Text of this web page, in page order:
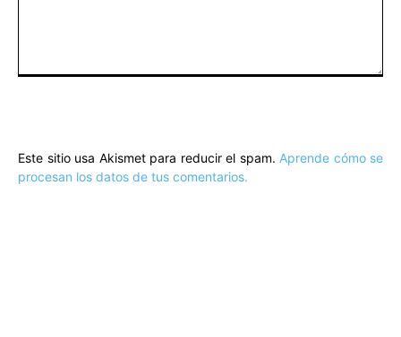
Este sitio usa Akismet para reducir el spam. Aprende cómo se
procesan los datos de tus comentarios.